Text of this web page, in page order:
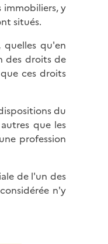
immobiliers, y
situés.
qu'en
des droits de
ces droits
du
que les
profession
de l'un des
n'y